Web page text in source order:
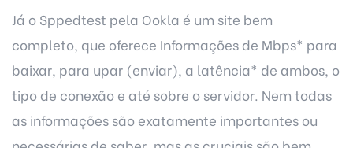
Já o Sppedtest pela Ookla é um site bem
completo, que oferece Informações de Mbps* para
baixar, para upar (enviar), a latência* de ambos, o
tipo de conexão e até sobre o servidor. Nem todas
as informações são exatamente importantes ou